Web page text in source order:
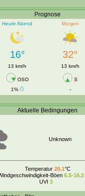
Prognose
Heute Abend Morgen
16° 32°
13 km/h 13 km/h
OSO S
1% -
Aktuelle Bedingungen
Unknown
Temperatur 20.1°C
Böen 6.5-16.2
UVI3